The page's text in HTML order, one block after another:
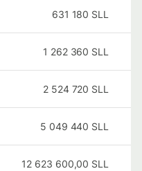
631 180 SLL
1 262 360 SLL
2 524 720 SLL
5 049 440 SLL
12 623 600,00 SLL